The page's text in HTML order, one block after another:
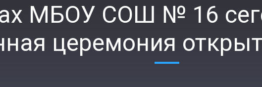
МБОУ СОШ № 16
церемония